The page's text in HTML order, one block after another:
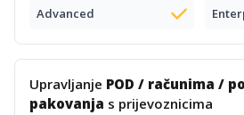
Advanced
Upravljanje POD / računima /
pakovanja s prijevoznicima